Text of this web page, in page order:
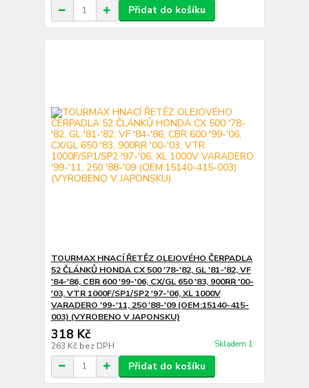
Přidat do košíku
TOURMAX HNACÍ ŘETĚZ OLEJOVÉHO ČERPADLA
52 ČLÁNKŮ HONDA CX 500 '78-'82, GL '81-'82, VF
'84-'86, CBR 600 '99-'06, CX/GL 650 '83, 900RR '00-
'03, VTR 1000F/SP1/SP2 '97-'06, XL 1000V
VARADERO '99-'11, 250 '88-'09 (OEM:15140-415-
003) (VYROBENO V JAPONSKU)
318 Kč
263 Kč bez DPH Skladem 1
Přidat do košíku